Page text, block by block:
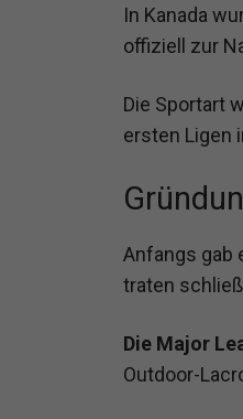
In Kanada
offiziell zur
Die Sportart
ersten Ligen
Anfangs gab
traten
Die Major
Outdoor-